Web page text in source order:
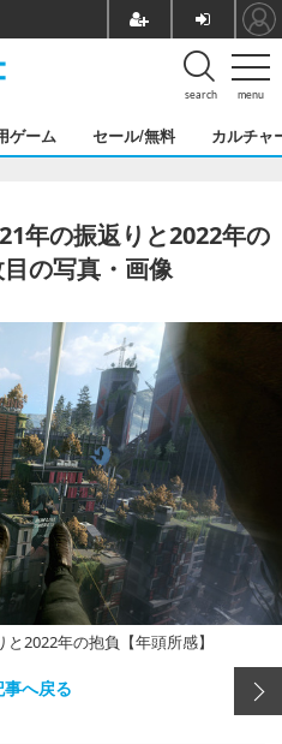
menu
search
ゲーム セール/無料 カルチャ
年の振返りと2022年の
の写真・画像
2022年の抱負【年頭所感】
事へ戻る